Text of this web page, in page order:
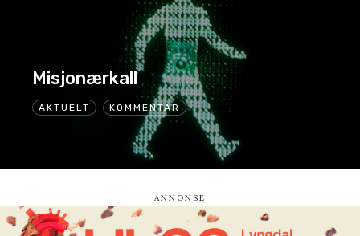
AKTUELT KOMMENTAR
Misjonærkall